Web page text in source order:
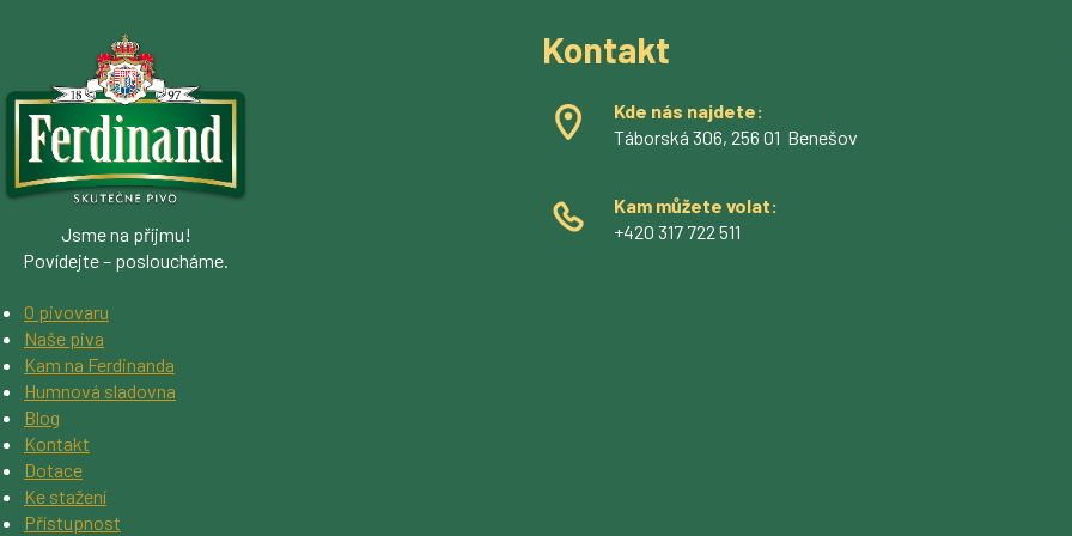
O pivovaru
Naše piva
Kam na Ferdinanda
Humnová sladovna
Blog
Kontakt
Dotace
Ke stažení
Přístupnost
Jsme na příjmu!
Povídejte – posloucháme.
Kontakt
Kde nás najdete:
Táborská 306, 256 01 Benešov
Kam můžete volat:
+420 317 722 511